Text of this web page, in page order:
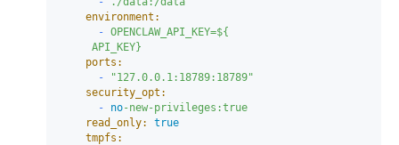
environment:
- OPENCLAW_API_KEY=${
API_KEY}
ports:
-
"127.0.0.1:18789:18789"
security_opt:
-
no-new-privileges:true
read_only:
true
tmpfs: